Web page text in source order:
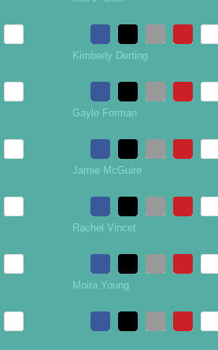
Kimberly Derting
Gayle Forman
Jamie McGuire
Rachel Vincet
Moira Young